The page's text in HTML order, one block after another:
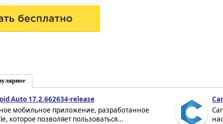
Auto 17.2.662634-release
мобильное приложение, разработанное
которое позволяет пользоваться...